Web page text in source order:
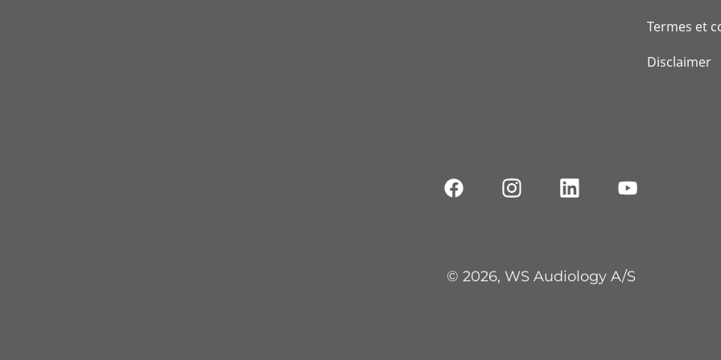
Termes et
Disclaimer
© 2026, WS Audiology A/S